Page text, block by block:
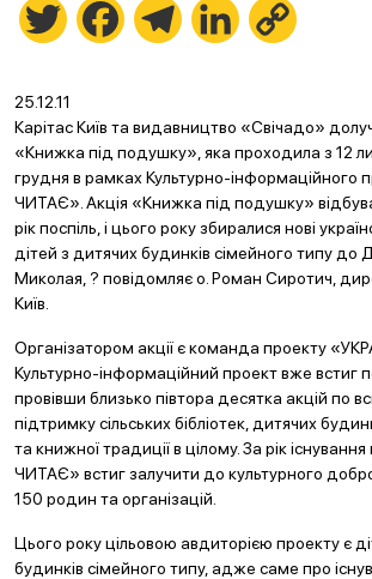
Twitter FacebookTelegramLinkedIn
25.12.11
Карітас Київ та видавництво «Свічадо»
«Книжка під подушку», яка проходила з 12
грудня в рамках Культурно-інформаційного
ЧИТАЄ». Акція «Книжка під подушку»
рік поспіль, і цього року збиралися нові
дітей з дитячих будинків сімейного типу до
Миколая, ? повідомляє о. Роман Сиротич,
Київ.
Організатором акції є команда проекту
Культурно-інформаційний проект вже встиг
провівши близько півтора десятка акцій по
підтримку сільських бібліотек, дитячих
та книжної традиції в цілому. За рік
ЧИТАЄ» встиг залучити до культурного
150 родин та організацій.
Цього року цільовою авдиторією проекту є
будинків сімейного типу, адже саме про